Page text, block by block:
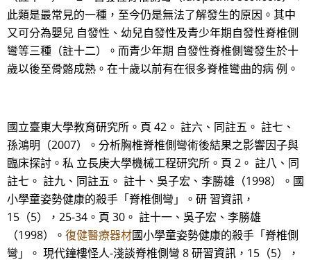
此類是最常見的一種，至今仍是無法了解發生的原因。其中
又可分為嬰兒 自發性、幼兒自發性及青少年期自發性脊椎側
彎等三種（註十二）。而青少年期 自發性脊椎側彎發生於十
歲以後至骨骼成熟。在十歲以前有在很多脊椎彎曲的病 例。
國立臺東大學教育研究所。頁 42。 註六、同註五。 註七、
孫鴻明（2007）。分析胸椎脊椎側彎術後結果之影響因子與
臨床探討。私 立長庚大學機械工程研究所。頁 2。 註八、同
註七。 註九、同註五。 註十、吳子宏、李勝雄（1998）。國
小學童姿勢健康的殺手「脊椎側彎」。研 習資訊，
15（5），25-34。頁 30。 註十一、吳子宏、李勝雄
（1998）。 復健醫療器材國小學童姿勢健康的殺手「脊椎側
彎」。 現代鐘樓怪人-淺談脊椎側彎 8 研習資訊，15（5），